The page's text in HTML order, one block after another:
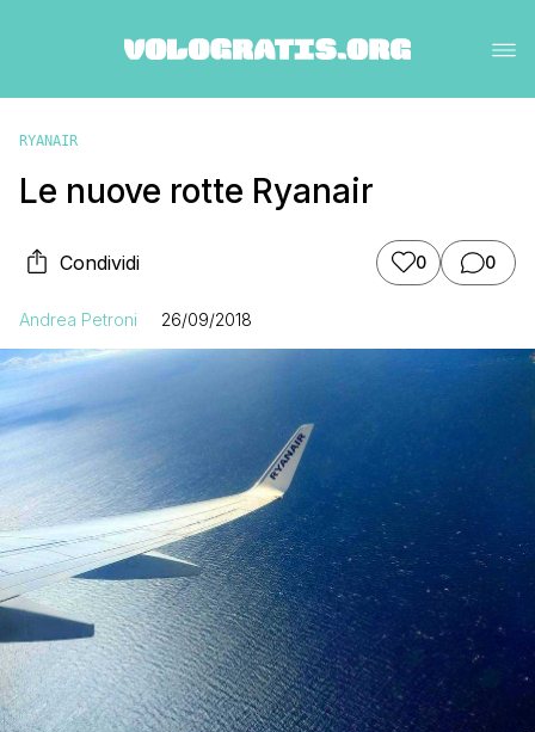
RYANAIR
Le nuove rotte Ryanair
Condividi 0 0
Andrea Petroni 26/09/2018